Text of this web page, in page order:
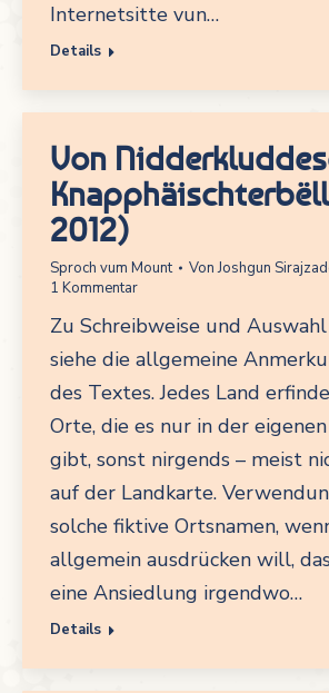
Internetsitte vun…
Details
Von
2012)
Sproch vum Mount VonJoshgun
1 Kommentar
Zu Schreibweise und
siehe die allgemeine
des Textes. Jedes Land
Orte, die es nur in der
gibt, sonst nirgends – meist
auf der Landkarte.
solche fiktive Ortsnamen,
allgemein ausdrücken will,
eine Ansiedlung irgendwo…
Details